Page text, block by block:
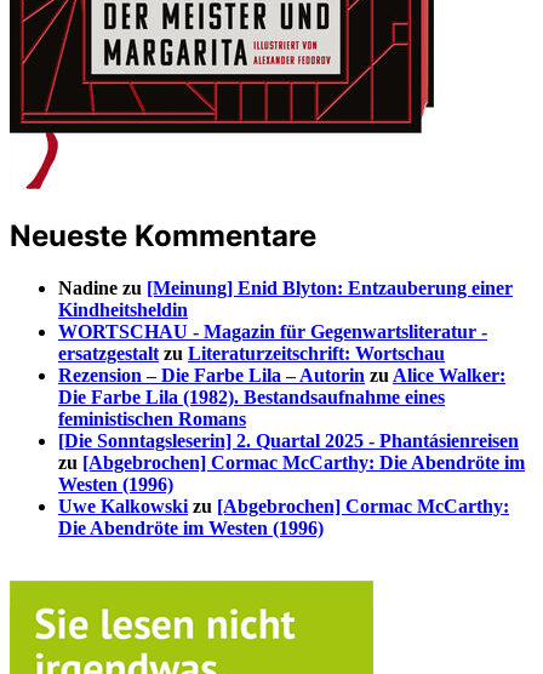
Neueste Kommentare
Nadine zu [Meinung] Enid Blyton: Entzauberung einer
Kindheitsheldin
WORTSCHAU - Magazin für Gegenwartsliteratur -
ersatzgestalt zu Literaturzeitschrift: Wortschau
Rezension – Die Farbe Lila – Autorin zu Alice Walker:
Die Farbe Lila (1982). Bestandsaufnahme eines
feministischen Romans
[Die Sonntagsleserin] 2. Quartal 2025 - Phantásienreisen
zu [Abgebrochen] Cormac McCarthy: Die Abendröte im
Westen (1996)
Uwe Kalkowski zu [Abgebrochen] Cormac McCarthy:
Die Abendröte im Westen (1996)